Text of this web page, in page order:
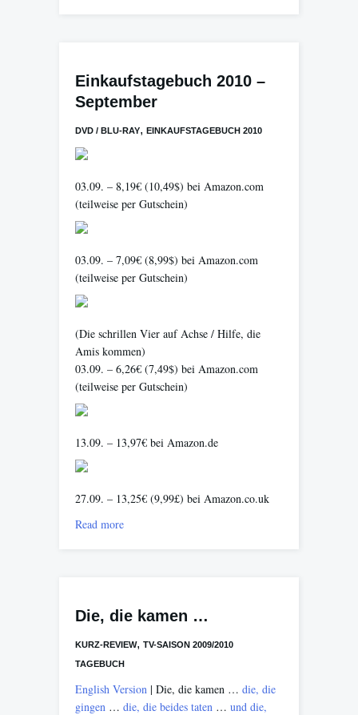
Einkaufstagebuch 2010 –
September
DVD / BLU-RAY, EINKAUFSTAGEBUCH 2010
03.09. – 8,19€ (10,49$) bei Amazon.com
(teilweise per Gutschein)
03.09. – 7,09€ (8,99$) bei Amazon.com
(teilweise per Gutschein)
(Die schrillen Vier auf Achse / Hilfe, die
Amis kommen)
03.09. – 6,26€ (7,49$) bei Amazon.com
(teilweise per Gutschein)
13.09. – 13,97€ bei Amazon.de
27.09. – 13,25€ (9,99£) bei Amazon.co.uk
Read more
Die, die kamen …
KURZ-REVIEW, TV-SAISON 2009/2010
TAGEBUCH
English Version | Die, die kamen … die, die
gingen … die, die beides taten … und die,